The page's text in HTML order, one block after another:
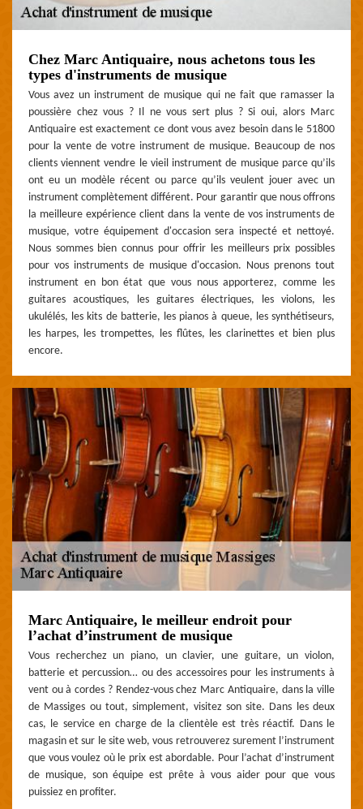
Chez Marc Antiquaire, nous achetons tous les
types d'instruments de musique
Vous avez un instrument de musique qui ne fait que ramasser la
poussière chez vous ? Il ne vous sert plus ? Si oui, alors Marc
Antiquaire est exactement ce dont vous avez besoin dans le 51800
pour la vente de votre instrument de musique. Beaucoup de nos
clients viennent vendre le vieil instrument de musique parce qu’ils
ont eu un modèle récent ou parce qu’ils veulent jouer avec un
instrument complètement différent. Pour garantir que nous offrons
la meilleure expérience client dans la vente de vos instruments de
musique, votre équipement d'occasion sera inspecté et nettoyé.
Nous sommes bien connus pour offrir les meilleurs prix possibles
pour vos instruments de musique d'occasion. Nous prenons tout
instrument en bon état que vous nous apporterez, comme les
guitares acoustiques, les guitares électriques, les violons, les
ukulélés, les kits de batterie, les pianos à queue, les synthétiseurs,
les harpes, les trompettes, les flûtes, les clarinettes et bien plus
encore.
Marc Antiquaire, le meilleur endroit pour
l’achat d’instrument de musique
Vous recherchez un piano, un clavier, une guitare, un violon,
batterie et percussion… ou des accessoires pour les instruments à
vent ou à cordes ? Rendez-vous chez Marc Antiquaire, dans la ville
de Massiges ou tout, simplement, visitez son site. Dans les deux
cas, le service en charge de la clientèle est très réactif. Dans le
magasin et sur le site web, vous retrouverez surement l’instrument
que vous voulez où le prix est abordable. Pour l’achat d’instrument
de musique, son équipe est prête à vous aider pour que vous
puissiez en profiter.